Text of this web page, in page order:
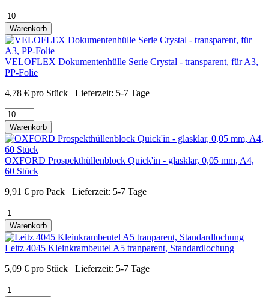
Warenkorb
VELOFLEX Dokumentenhülle Serie Crystal - transparent, für A3,
PP-Folie
4,78 € pro Stück Lieferzeit: 5-7 Tage
Warenkorb
OXFORD Prospekthüllenblock Quick'in - glasklar, 0,05 mm, A4,
60 Stück
9,91 € pro Pack Lieferzeit: 5-7 Tage
Warenkorb
Leitz 4045 Kleinkrambeutel A5 tranparent, Standardlochung
5,09 € pro Stück Lieferzeit: 5-7 Tage